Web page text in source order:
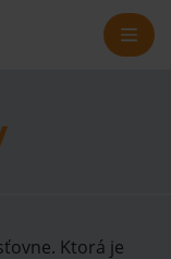
Ktorá je